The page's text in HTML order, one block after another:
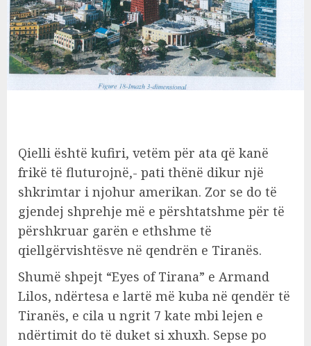
Qielli është kufiri, vetëm për ata që kanë
frikë të fluturojnë,- pati thënë dikur një
shkrimtar i njohur amerikan. Zor se do të
gjendej shprehje më e përshtatshme për të
përshkruar garën e ethshme të
qiellgërvishtësve në qendrën e Tiranës.
Shumë shpejt “Eyes of Tirana” e Armand
Lilos, ndërtesa e lartë më kuba në qendër të
Tiranës, e cila u ngrit 7 kate mbi lejen e
ndërtimit do të duket si xhuxh. Sepse po